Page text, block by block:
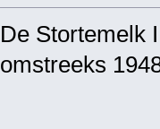
De Stortemelk
omstreeks